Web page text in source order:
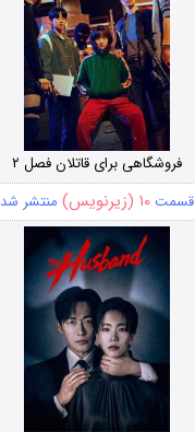
فروشگاهی برای قاتلان فصل ۲
قسمت۱۰ (زیرنویس) منتشر شد